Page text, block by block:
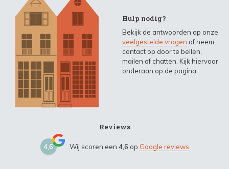
Hulp nodig?
Bekijk de antwoorden op onze
veelgestelde vragen of neem
contact op door te bellen,
mailen of chatten. Kijk hiervoor
onderaan op de pagina.
Reviews
4,6 Wij scoren een 4,6 op Google reviews